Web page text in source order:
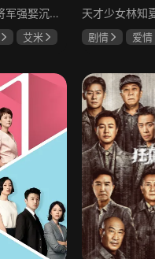
该剧讲述魔头将军强娶沉迷机关术的财迷假千金，两人从契约夫妻起步，在生死局中互扒马甲，爱意与杀意交织共生。过程中他们揭露朝堂阴谋，破解生死乱局，最终共同守护家国太平，融合了权谋、爱情、冒险等多重元素，情节跌宕起伏。
艾米
剧情
爱情